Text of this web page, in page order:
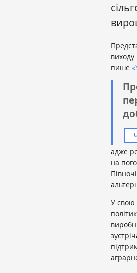
виходу
пише
адже
на
У свою